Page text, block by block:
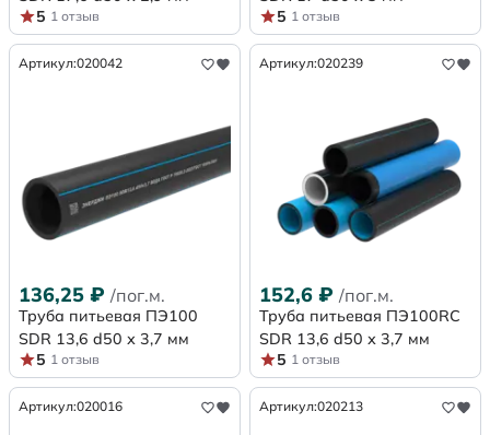
5 1 отзыв
5 1 отзыв
Артикул:020042
136,25 ₽ /пог.м.
Труба питьевая ПЭ100
SDR 13,6 d50 х 3,7 мм
5 1 отзыв
Артикул:020239
152,6 ₽ /пог.м.
Труба питьевая ПЭ100RC
SDR 13,6 d50 х 3,7 мм
5 1 отзыв
Артикул:020016 Артикул:020213